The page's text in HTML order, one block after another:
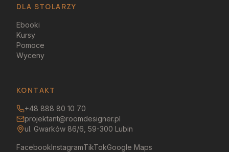
DLA STOLARZY
Ebooki
Kursy
Pomoce
Wyceny
KONTAKT
+48 888 80 10 70
projektant@roomdesigner.pl
ul. Gwarków 86/6, 59-300 Lubin
FacebookInstagramTikTokGoogle Maps